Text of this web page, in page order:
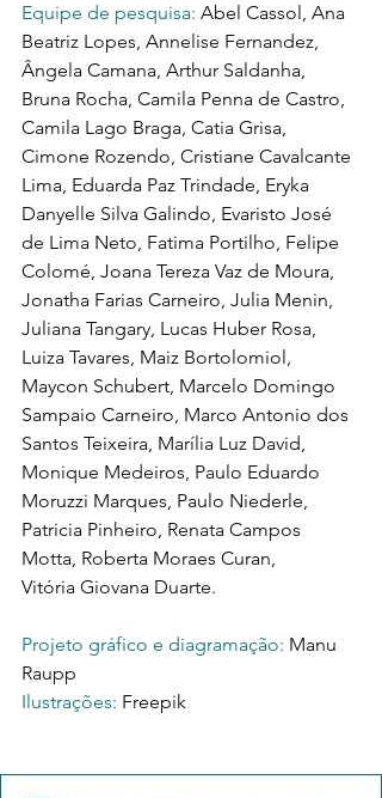
Equipe de pesquisa: Abel Cassol, Ana
Beatriz Lopes, Annelise Fernandez,
Ângela Camana, Arthur Saldanha,
Bruna Rocha, Camila Penna de Castro,
Camila Lago Braga, Catia Grisa,
Cimone Rozendo, Cristiane Cavalcante
Lima, Eduarda Paz Trindade, Eryka
Danyelle Silva Galindo, Evaristo José
de Lima Neto, Fatima Portilho, Felipe
Colomé, Joana Tereza Vaz de Moura,
Jonatha Farias Carneiro, Julia Menin,
Juliana Tangary, Lucas Huber Rosa,
Luiza Tavares, Maiz Bortolomiol,
Maycon Schubert, Marcelo Domingo
Sampaio Carneiro, Marco Antonio dos
Santos Teixeira, Marília Luz David,
Monique Medeiros, Paulo Eduardo
Moruzzi Marques, Paulo Niederle,
Patricia Pinheiro, Renata Campos
Motta, Roberta Moraes Curan,
Vitória Giovana Duarte.
Projeto gráfico e diagramação: Manu
Raupp
Ilustrações: Freepik